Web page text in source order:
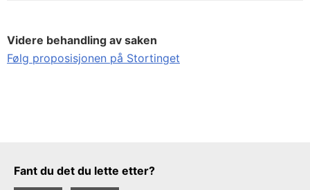
Videre behandling av saken
Følg proposisjonen på Stortinget
Tilbakemeldingsskjema
Fant du det du lette etter?